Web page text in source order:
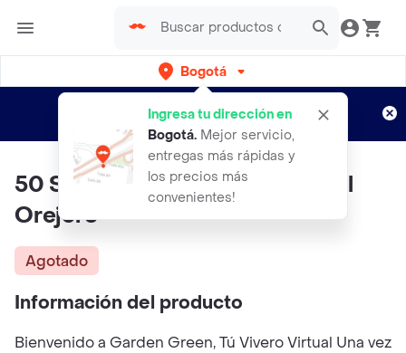
Bogotá
Ingresa tu dirección en
Bogotá. Mejor servicio,
entregas más rápidas y
los precios más
convenientes!
envíos gratis por semanas
Aplican TyC
50 Semillas Orgánicas De Árbol
Orejero
Agotado
Información del producto
Bienvenido a Garden Green, Tú Vivero Virtual Una vez